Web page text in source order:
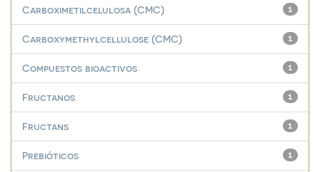
1
Carboximetilcelulosa (CMC)
1
Carboxymethylcellulose (CMC)
1
Compuestos bioactivos
1
Fructanos
1
Fructans
1
Prebióticos